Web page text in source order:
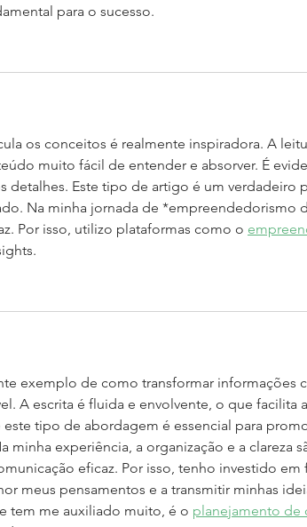
para o sucesso.
os conceitos é realmente inspiradora. A
muito fácil de entender e absorver. É
detalhes. Este tipo de artigo é um verdadeiro
Na minha jornada de *empreendedorismo
Por isso, utilizo plataformas como o
exemplo de como transformar informações
A escrita é fluida e envolvente, o que facilita
tipo de abordagem é essencial para
minha experiência, a organização e a clareza
eficaz. Por isso, tenho investido em
meus pensamentos e a transmitir minhas
tem me auxiliado muito, é o planejamento de